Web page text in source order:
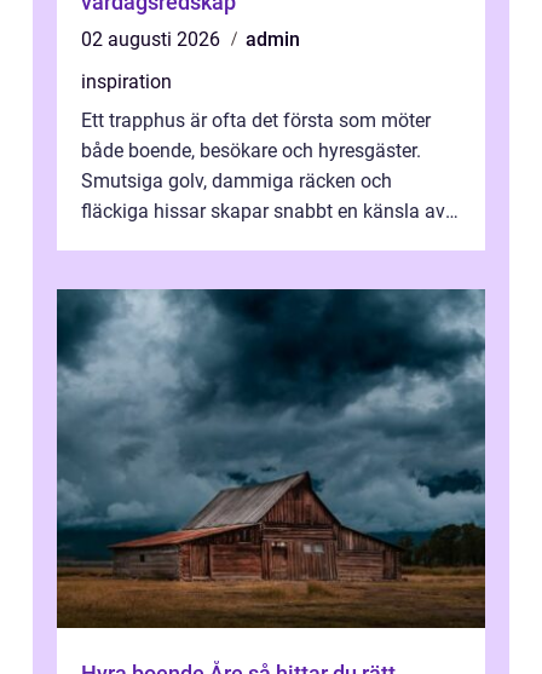
02 augusti 2026
admin
inspiration
Ett trapphus är ofta det första som möter
både boende, besökare och hyresgäster.
Smutsiga golv, dammiga räcken och
fläckiga hissar skapar snabbt en känsla av